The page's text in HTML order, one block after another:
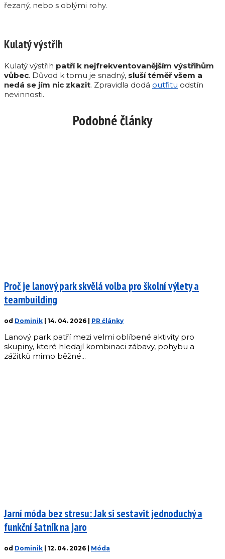
řezaný, nebo s oblými rohy.
Kulatý výstřih
Kulatý výstřih patří k nejfrekventovanějším výstřihům
vůbec. Důvod k tomu je snadný, sluší téměř všem a
nedá se jím nic zkazit. Zpravidla dodá outfitu odstín
nevinnosti.
Podobné články
Proč je lanový park skvělá volba pro školní výlety a
teambuilding
od Dominik 14. 04. 2026 PR články
Lanový park patří mezi velmi oblíbené aktivity pro
skupiny, které hledají kombinaci zábavy, pohybu a
zážitků mimo běžné...
Jarní móda bez stresu: Jak si sestavit jednoduchý a
funkční šatník na jaro
od Dominik 12. 04. 2026 Móda